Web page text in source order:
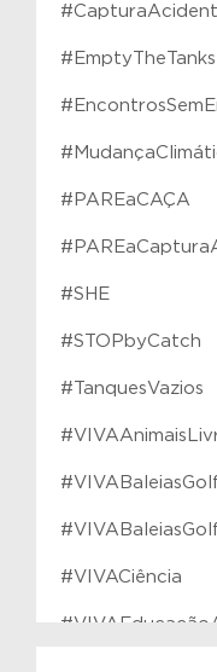
#EmptyTheTanks
#PAREaCAÇA
#SHE
#STOPbyCatch
#TanquesVazios
#VIVACiência